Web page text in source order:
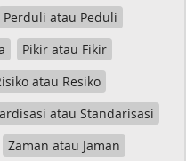
Perduli atau Peduli
Pikir atau Fikir
atau Resiko
atau Standarisasi
Zaman atau Jaman